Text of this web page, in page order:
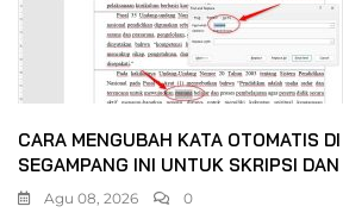
CARA MENGUBAH KATA OTOMATIS
SEGAMPANG INI UNTUK SKRIPSI
Agu 08, 2026 0